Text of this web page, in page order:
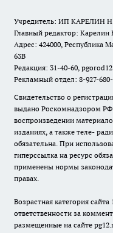
Учредитель: ИП КАРЕЛИН
Главный редактор:
Адрес: 424000, Республика
63В
Редакция: 31-40-60,
Рекламный отдел: 8-927-
Свидетельство о
выдано Роскомнадзором
воспроизведении
изданиях, а также теле-
обязательна. При
гиперссылка на ресурс
применены нормы
правах.
Возрастная категория
ответственности за
размещенные на сайте